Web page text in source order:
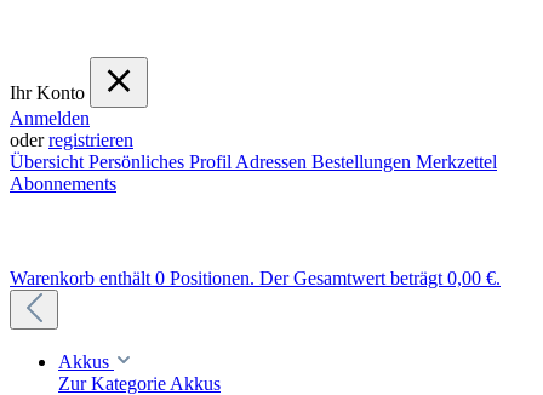
Ihr Konto
Anmelden
oderregistrieren
Übersicht Persönliches Profil Adressen Bestellungen Merkzettel
Abonnements
Warenkorb enthält 0 Positionen. Der Gesamtwert beträgt 0,00 €.
Akkus
Zur Kategorie Akkus